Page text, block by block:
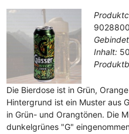
Inhalt:
Die Bierdose ist in Grün,
Hintergrund ist ein Muster aus
in Grün- und Orangtönen. Die
dunkelgrünes "G"